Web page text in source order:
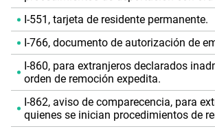
I-551, tarjeta de residente permanente.
I-766, documento de autorización de
I-860, para extranjeros declarados
orden de remoción expedita.
I-862, aviso de comparecencia, para
quienes se inician procedimientos de